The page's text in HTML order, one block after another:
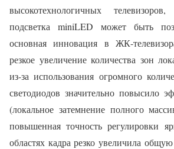
высокотехнологичных
подсветка miniLED может быть
основная инновация в ЖК-
резкое увеличение количества зон
из-за использования огромного
светодиодов значительно повысило
(локальное затемнение полного
повышенная точность регулировки
областях кадра резко увеличила